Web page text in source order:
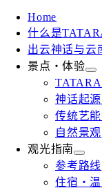
Home
什么是
出云神话与云
景点・体验
神话起
传统艺
自然景观
观光指南
参考路线
住宿・温